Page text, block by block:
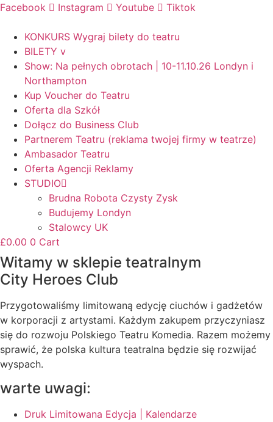
Facebook Instagram Youtube Tiktok
KONKURS Wygraj bilety do teatru
BILETY v
Show: Na pełnych obrotach | 10-11.10.26 Londyn i
Northampton
Kup Voucher do Teatru
Oferta dla Szkół
Dołącz do Business Club
Partnerem Teatru (reklama twojej firmy w teatrze)
Ambasador Teatru
Oferta Agencji Reklamy
STUDIO
Brudna Robota Czysty Zysk
Budujemy Londyn
Stalowcy UK
£0.00 0 Cart
Witamy w sklepie teatralnym
City Heroes Club
Przygotowaliśmy limitowaną edycję ciuchów i gadżetów
w korporacji z artystami. Każdym zakupem przyczyniasz
się do rozwoju Polskiego Teatru Komedia. Razem możemy
sprawić, że polska kultura teatralna będzie się rozwijać
wyspach.
warte uwagi:
Druk Limitowana Edycja | Kalendarze